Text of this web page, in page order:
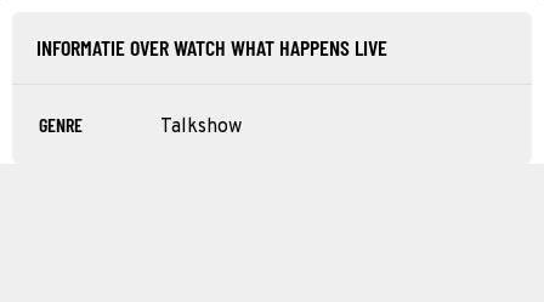
INFORMATIE OVER WATCH WHAT HAPPENS LIVE
GENRE Talkshow